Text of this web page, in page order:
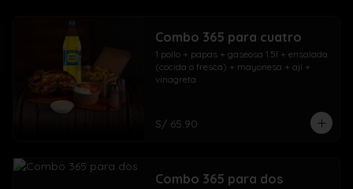
Combo 365 para cuatro
1 pollo + papas + gaseosa 1.5l + ensalada
(cocida o fresca) + mayonesa + ají +
vinagreta.
S/ 65.90
Combo 365 para dos